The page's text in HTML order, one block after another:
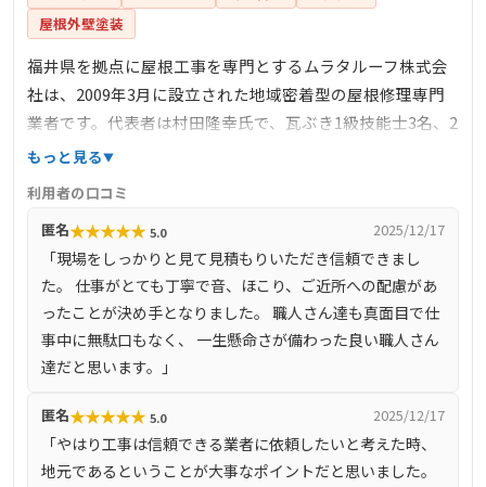
屋根外壁塗装
福井県を拠点に屋根工事を専門とするムラタルーフ株式会
社は、2009年3月に設立された地域密着型の屋根修理専門
業者です。代表者は村田隆幸氏で、瓦ぶき1級技能士3名、2
級技能士1名を含む有資格者が在籍し、高い技術力を誇りま
外壁のリフォームまで幅広く対応。福井特有の豪雪地域の
特性を熟知し、雪害対策も含めた総合的な屋根工事を提供
しています。20年以上の経験を持つ代表が現場管理から営
業まで一貫して担当し、3000棟以上の施工実績を有する信
頼性の高い専門業者です。
もっと見る
利用者の口コミ
匿名★★★★★ 5.0 2025/12/17
「現場をしっかりと見て見積もりいただき信頼できまし
た。 仕事がとても丁寧で音、ほこり、ご近所への配慮があ
ったことが決め手となりました。 職人さん達も真面目で仕
事中に無駄口もなく、 一生懸命さが備わった良い職人さん
達だと思います。」
匿名★★★★★ 5.0 2025/12/17
「やはり工事は信頼できる業者に依頼したいと考えた時、
地元であるということが大事なポイントだと思いました。